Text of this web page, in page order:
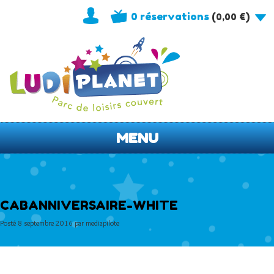
0 réservations(0,00 €)
MENU
CABANNIVERSAIRE-WHITE
Posté 8 septembre 2016 par mediapilote